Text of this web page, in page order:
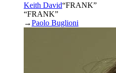
Keith David“FRANK”
“FRANK”
→Paolo Buglioni